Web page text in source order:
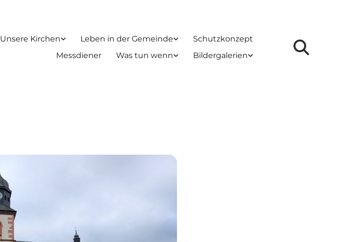
Unsere Kirchen Leben in der Gemeinde
Schutzkonzept
Messdiener
Was tun wenn Bildergalerien